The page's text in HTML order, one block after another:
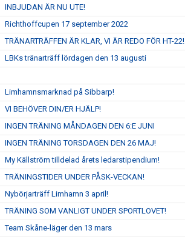
INBJUDAN ÄR NU UTE!
Richthoffcupen 17 september 2022
TRÄNARTRÄFFEN ÄR KLAR, VI ÄR REDO FÖR HT-22!
LBKs tränarträff lördagen den 13 augusti
Limhamnsmarknad på Sibbarp!
VI BEHÖVER DIN/ER HJÄLP!
INGEN TRÄNING MÅNDAGEN DEN 6:E JUNI
INGEN TRÄNING TORSDAGEN DEN 26 MAJ!
My Källström tilldelad årets ledarstipendium!
TRÄNINGSTIDER UNDER PÅSK-VECKAN!
Nybörjarträff Limhamn 3 april!
TRÄNING SOM VANLIGT UNDER SPORTLOVET!
Team Skåne-läger den 13 mars